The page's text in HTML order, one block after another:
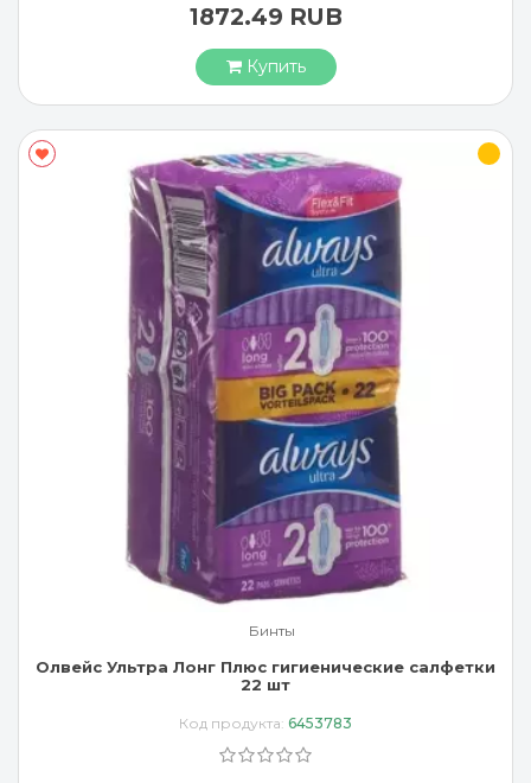
1872.49 RUB
Купить
Бинты
Олвейс Ультра Лонг Плюс гигиенические салфетки
22 шт
Код продукта: 6453783